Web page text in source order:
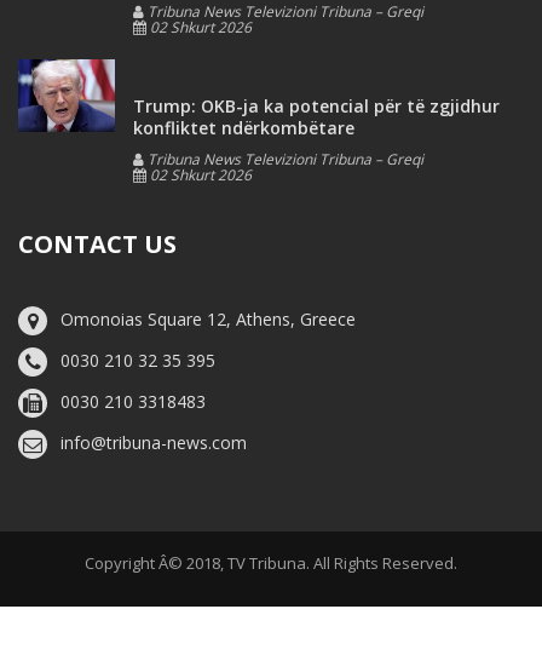
Tribuna News Televizioni Tribuna – Greqi
02 Shkurt 2026
Trump: OKB-ja ka potencial për të zgjidhur
konfliktet ndërkombëtare
Tribuna News Televizioni Tribuna – Greqi
02 Shkurt 2026
CONTACT US
Omonoias Square 12, Athens, Greece
0030 210 32 35 395
0030 210 3318483
info@tribuna-news.com
Copyright Â© 2018, TV Tribuna. All Rights Reserved.